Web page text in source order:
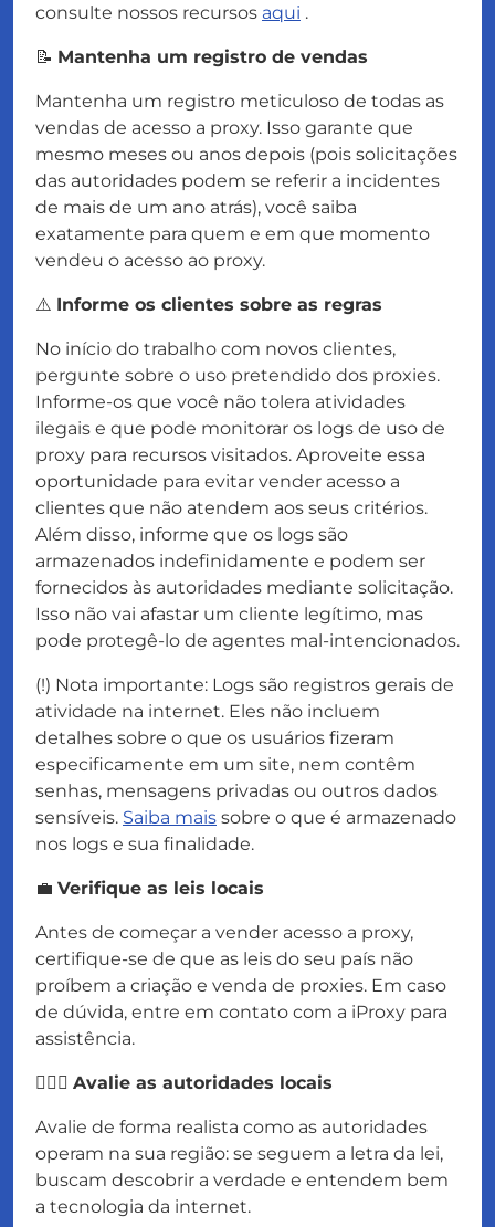
consulte nossos recursos aqui .
📝 Mantenha um registro de vendas
Mantenha um registro meticuloso de todas as
vendas de acesso a proxy. Isso garante que
mesmo meses ou anos depois (pois solicitações
das autoridades podem se referir a incidentes
de mais de um ano atrás), você saiba
exatamente para quem e em que momento
vendeu o acesso ao proxy.
⚠️ Informe os clientes sobre as regras
No início do trabalho com novos clientes,
pergunte sobre o uso pretendido dos proxies.
Informe-os que você não tolera atividades
ilegais e que pode monitorar os logs de uso de
proxy para recursos visitados. Aproveite essa
oportunidade para evitar vender acesso a
clientes que não atendem aos seus critérios.
Além disso, informe que os logs são
armazenados indefinidamente e podem ser
fornecidos às autoridades mediante solicitação.
Isso não vai afastar um cliente legítimo, mas
pode protegê-lo de agentes mal-intencionados.
(!) Nota importante: Logs são registros gerais de
atividade na internet. Eles não incluem
detalhes sobre o que os usuários fizeram
especificamente em um site, nem contêm
senhas, mensagens privadas ou outros dados
sensíveis. Saiba mais sobre o que é armazenado
nos logs e sua finalidade.
💼 Verifique as leis locais
Antes de começar a vender acesso a proxy,
certifique-se de que as leis do seu país não
proíbem a criação e venda de proxies. Em caso
de dúvida, entre em contato com a iProxy para
assistência.
👮🏻‍♂️ Avalie as autoridades locais
Avalie de forma realista como as autoridades
operam na sua região: se seguem a letra da lei,
buscam descobrir a verdade e entendem bem
a tecnologia da internet.